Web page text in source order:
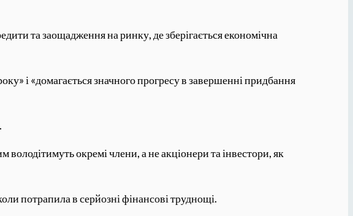
та заощадження на ринку, де зберігається економічна
і «домагається значного прогресу в завершенні придбання
окремі члени, а не акціонери та інвестори, як
потрапила в серйозні фінансові труднощі.